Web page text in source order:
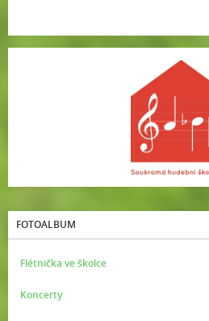
FOTOALBUM
Flétnička ve školce
Koncerty